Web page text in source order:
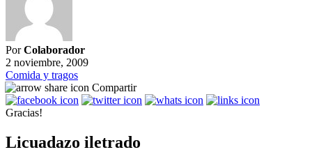
PorColaborador
2 noviembre, 2009
Comida y tragos
Compartir
Gracias!
Licuadazo iletrado